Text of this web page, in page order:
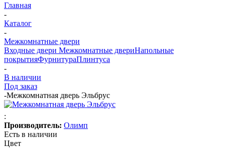
Главная
-
Каталог
-
Межкомнатные двери
Входные двери Межкомнатные двериНапольные
покрытияФурнитураПлинтуса
-
В наличии
Под заказ
-Межкомнатная дверь Эльбрус
:
Производитель: Олимп
Есть в наличии
Цвет